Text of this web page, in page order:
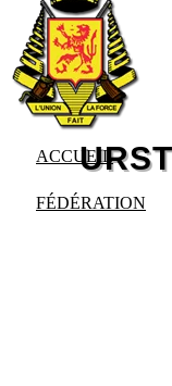
ACCUEIL
FÉDÉRATION